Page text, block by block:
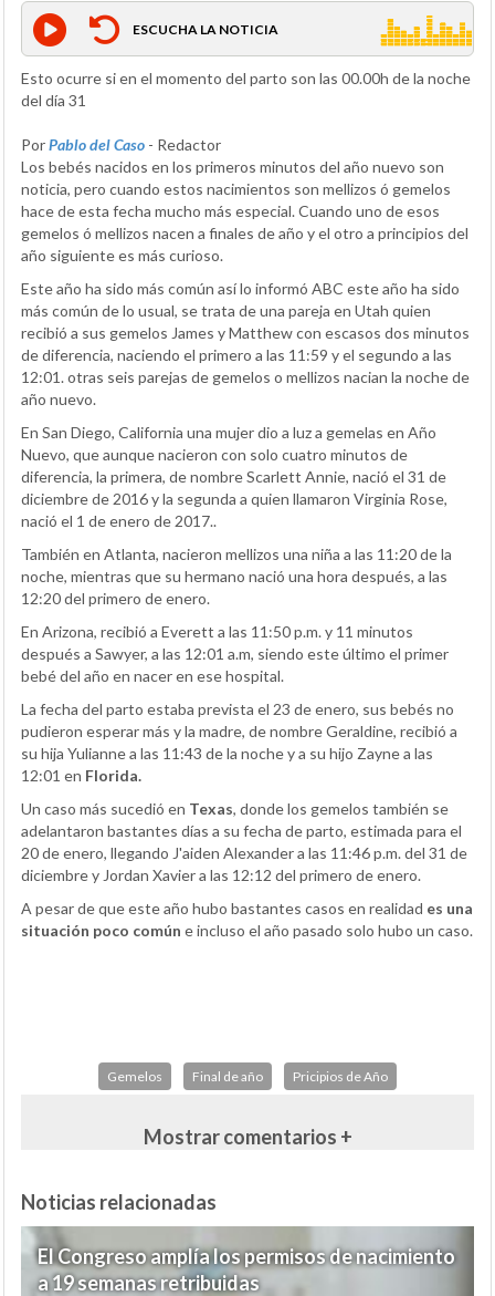
ESCUCHA LA NOTICIA
Esto ocurre si en el momento del parto son las 00.00h de la noche
del día 31
PorPablo del Caso - Redactor
Los bebés nacidos en los primeros minutos del año nuevo son
noticia, pero cuando estos nacimientos son mellizos ó gemelos
hace de esta fecha mucho más especial. Cuando uno de esos
gemelos ó mellizos nacen a finales de año y el otro a principios del
año siguiente es más curioso.
Este año ha sido más común así lo informó ABC este año ha sido
más común de lo usual, se trata de una pareja en Utah quien
recibió a sus gemelos James y Matthew con escasos dos minutos
de diferencia, naciendo el primero a las 11:59 y el segundo a las
12:01. otras seis parejas de gemelos o mellizos nacian la noche de
año nuevo.
En San Diego, California una mujer dio a luz a gemelas en Año
Nuevo, que aunque nacieron con solo cuatro minutos de
diferencia, la primera, de nombre Scarlett Annie, nació el 31 de
diciembre de 2016 y la segunda a quien llamaron Virginia Rose,
nació el 1 de enero de 2017..
También en Atlanta, nacieron mellizos una niña a las 11:20 de la
noche, mientras que su hermano nació una hora después, a las
12:20 del primero de enero.
En Arizona, recibió a Everett a las 11:50 p.m. y 11 minutos
después a Sawyer, a las 12:01 a.m, siendo este último el primer
bebé del año en nacer en ese hospital.
La fecha del parto estaba prevista el 23 de enero, sus bebés no
pudieron esperar más y la madre, de nombre Geraldine, recibió a
su hija Yulianne a las 11:43 de la noche y a su hijo Zayne a las
12:01 en Florida.
Un caso más sucedió en Texas, donde los gemelos también se
adelantaron bastantes días a su fecha de parto, estimada para el
20 de enero, llegando J'aiden Alexander a las 11:46 p.m. del 31 de
diciembre y Jordan Xavier a las 12:12 del primero de enero.
A pesar de que este año hubo bastantes casos en realidad es una
situación poco común e incluso el año pasado solo hubo un caso.
Gemelos Final de año Pricipios de Año
Mostrar comentarios +
Noticias relacionadas
El Congreso amplía los permisos de nacimiento
a 19 semanas retribuidas